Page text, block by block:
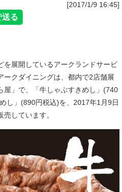
[2017/1/9 16:45]
展開しているアークランドサービ
ークダイニングは、都内で2店舗展
屋」で、「牛しゃぶすきめし」(740
し」(890円税込)を、2017年1月9日
しています。